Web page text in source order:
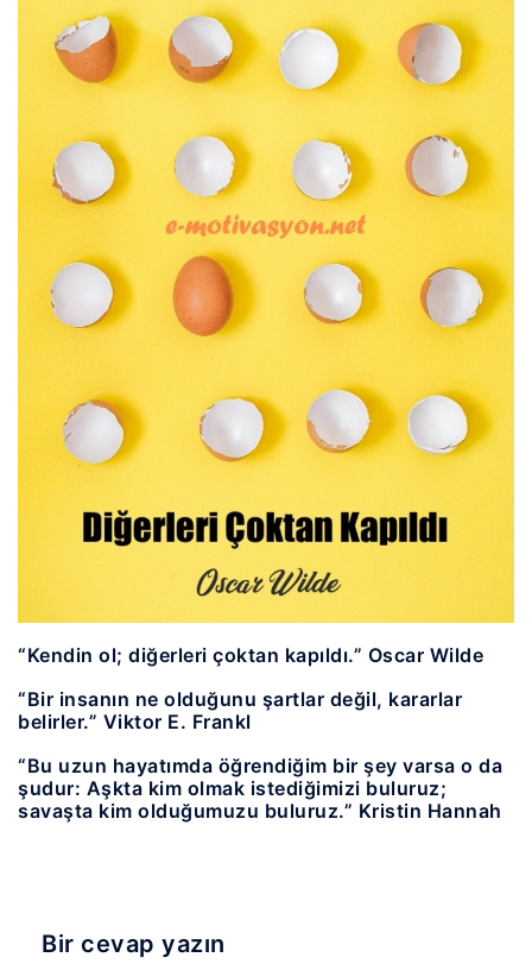
“Kendin ol; diğerleri çoktan kapıldı.” Oscar Wilde
“Bir insanın ne olduğunu şartlar değil, kararlar
belirler.” Viktor E. Frankl
“Bu uzun hayatımda öğrendiğim bir şey varsa o da
şudur: Aşkta kim olmak istediğimizi buluruz;
savaşta kim olduğumuzu buluruz.” Kristin Hannah
Bir cevap yazın